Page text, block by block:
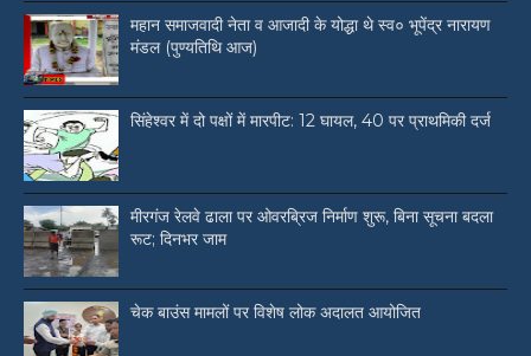
महान समाजवादी नेता व आजादी के योद्धा थे स्व० भूपेंद्र नारायण
मंडल (पुण्यतिथि आज)
सिंहेश्वर में दो पक्षों में मारपीट: 12 घायल, 40 पर प्राथमिकी दर्ज
मीरगंज रेलवे ढाला पर ओवरब्रिज निर्माण शुरू, बिना सूचना बदला
रूट; दिनभर जाम
चेक बाउंस मामलों पर विशेष लोक अदालत आयोजित